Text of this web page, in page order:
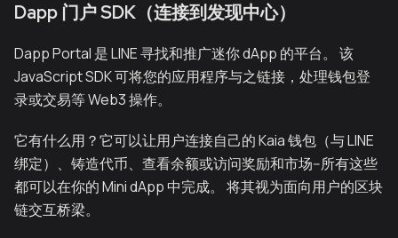
Dapp 门户 SDK（连接到发现中心）
Dapp Portal 是 LINE 寻找和推广迷你 dApp 的平台。 该
JavaScript SDK 可将您的应用程序与之链接，处理钱包登
录或交易等 Web3 操作。
它有什么用？它可以让用户连接自己的 Kaia 钱包（与 LINE
绑定）、铸造代币、查看余额或访问奖励和市场--所有这些
都可以在你的 Mini dApp 中完成。 将其视为面向用户的区块
链交互桥梁。